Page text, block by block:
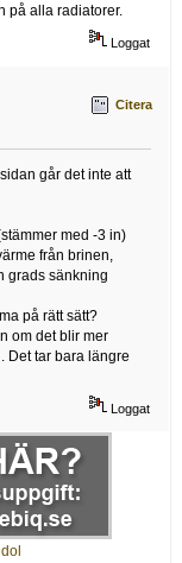
på alla radiatorer.
Loggat
Citera
går det inte att
med -3 in)
från brinen,
grads sänkning
på rätt sätt?
om det blir mer
Det tar bara längre
Loggat